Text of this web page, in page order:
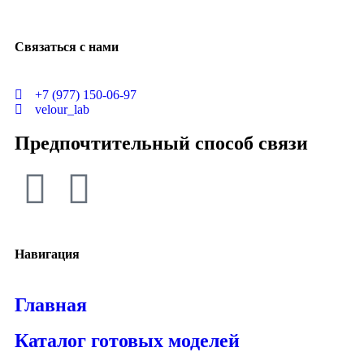
Связаться с нами
+7 (977) 150-06-97
velour_lab
Предпочтительный способ связи
Навигация
Главная
Каталог готовых моделей